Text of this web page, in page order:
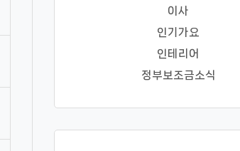
이사
인기가요
인테리어
정부보조금소식